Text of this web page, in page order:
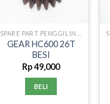
GEAR HC600 26T
BESI
Rp49,000
BELI